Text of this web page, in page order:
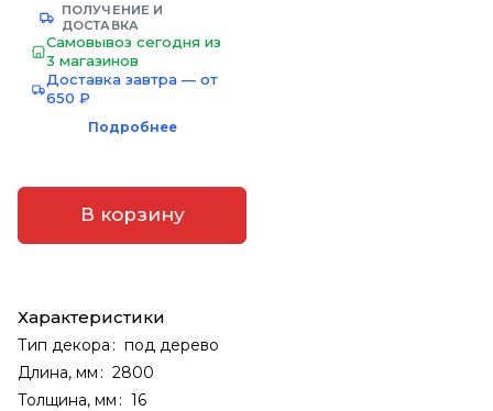
ПОЛУЧЕНИЕ И
ДОСТАВКА
Самовывоз сегодня из
3 магазинов
Доставка завтра — от
650 ₽
Подробнее
В корзину
Характеристики
Тип декора : под дерево
Длина, мм : 2800
Толщина, мм : 16